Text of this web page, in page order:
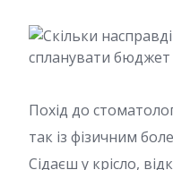
Похід до
так із фізичним
Сідаєш у крісло,